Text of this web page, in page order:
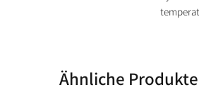
Ähnliche Produkte